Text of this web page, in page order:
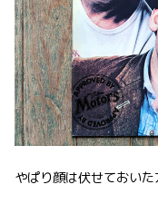
やぱり顔は伏せておい